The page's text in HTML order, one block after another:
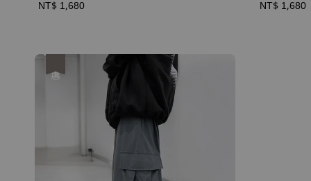
Regular
NT$ 1,680
Regular
NT$ 1,680